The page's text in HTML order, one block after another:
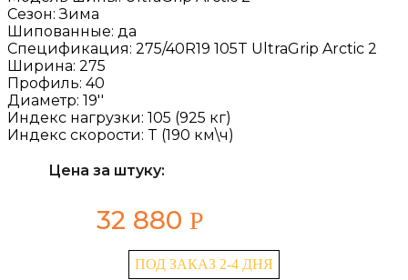
Сезон:Зима
Шипованные: да
Спецификация: 275/40R19 105T UltraGrip Arctic 2
Ширина: 275
Профиль: 40
Диаметр: 19''
Индекс нагрузки: 105 (925 кг)
Индекс скорости: T (190 км\ч)
Цена за штуку:
32 880 Р
ПОД ЗАКАЗ 2-4 ДНЯ